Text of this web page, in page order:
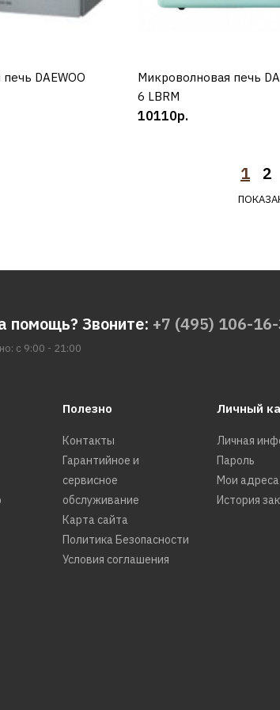
DAEWOO
КУПИТЬ
Микроволновая печь
6 LBRM
10110р.
1 2
помощь? Звоните: +7 (495) 106-
с 9:00 - 21:00
Полезно
Контакты
Гарантийное и
сервисное
обслуживание
Карта сайта
Политика Безопасности
Условия соглашения
Личный
Личная
Пароль
Мои адреса
История